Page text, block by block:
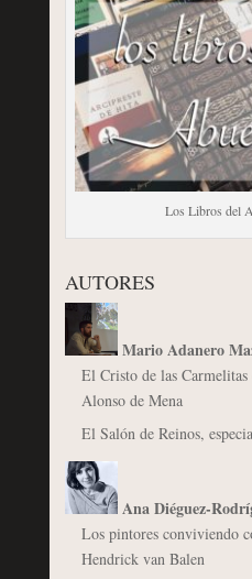
Los Libros del
AUTORES
Mario Adanero
El Cristo de las
Alonso de Mena
El Salón de Reinos,
Ana Diéguez-
Los pintores conviviendo
Hendrick van Balen